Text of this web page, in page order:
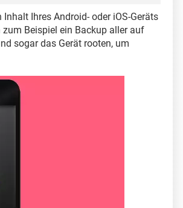
Ihres Android- oder iOS-Geräts
Beispiel ein Backup aller auf
sogar das Gerät rooten, um